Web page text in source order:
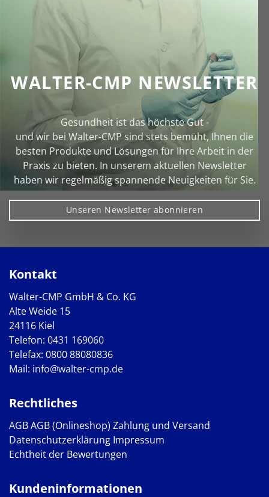
WALTER-CMP NEWSLETTER
Gesundheit ist das höchste Gut -
und wir bei Walter‑CMP sind stets bemüht, Ihnen die
besten Produkte und Lösungen für Ihre Arbeit in der
Praxis zu bieten. In unserem aktuellen Newsletter
haben wir regelmäßig spannende Neuigkeiten für Sie.
Unseren Newsletter abonnieren
Kontakt
Walter-CMP GmbH & Co. KG
Alte Weide 15
24116 Kiel
Telefon: 0431 169060
Telefax: 0800 88080836
Mail: info@walter-cmp.de
Rechtliches
AGBAGB (Onlineshop) Zahlung und Versand
Datenschutzerklärung Impressum
Echtheit der Bewertungen
Kundeninformationen